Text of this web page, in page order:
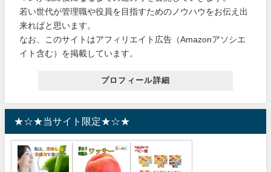
若い世代が管理職や役員を目指すためのノウハウをお伝え出
来ればと思います。
なお、このサイトはアフィリエイト広告（Amazonアソシエ
イト含む）を掲載しています。
プロフィール詳細
★☆★当サイト限定★☆★